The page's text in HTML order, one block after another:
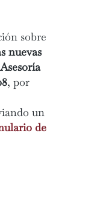
sobre
nuevas
Asesoría
, por
un
de